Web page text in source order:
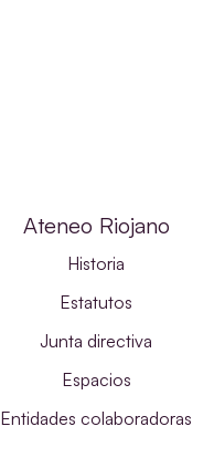
Ateneo Riojano
Historia
Estatutos
Junta directiva
Espacios
Entidades colaboradoras